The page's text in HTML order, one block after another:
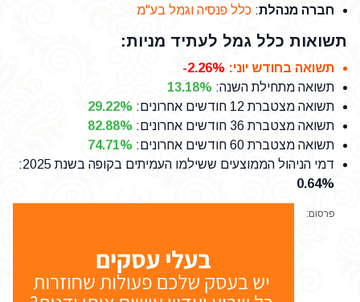
חברה מנהלת: כלל פנסיה וגמל בע"מ
תשואות כלל גמל לעתיד מניות:
תשואה בחודש יוני:
-2.26%
תשואה מתחילת השנה:
13.18%
תשואה מצטברת 12 חודשים אחרונים
:
29.22%
תשואה מצטברת 36 חודשים אחרונים
:
82.88%
תשואה מצטברת 60 חודשים אחרונים
:
74.71%
דמי הניהול הממוצעים ששילמו העמיתים בקופה בשנת 2025
:
0.64%
פרסום: